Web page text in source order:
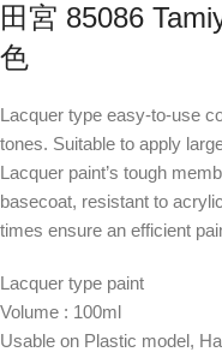
田宮 85086
色
Lacquer type easy-to-use
tones. Suitable to apply
Lacquer paint’s tough
basecoat, resistant to
times ensure an efficient
Lacquer type paint
Volume : 100ml
Usable on Plastic model,